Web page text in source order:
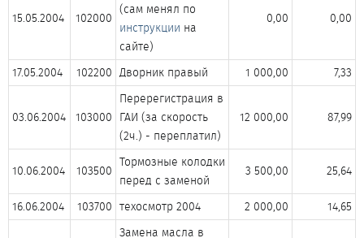
15.05.2004​ 102000​
(сам менял по
инструкции на
сайте)​
0,00​ 0,00​
17.05.2004​ 102200​ Дворник правый​ 1 000,00​ 7,33​
03.06.2004​ 103000​
Перерегистрация в
ГАИ (за скорость
(2ч.) - переплатил)​
12 000,00​ 87,99​
10.06.2004​ 103500​
Тормозные колодки
перед с заменой​
3 500,00​ 25,64​
16.06.2004​ 103700​ техосмотр 2004​ 2 000,00​
14,65​
Замена масла в